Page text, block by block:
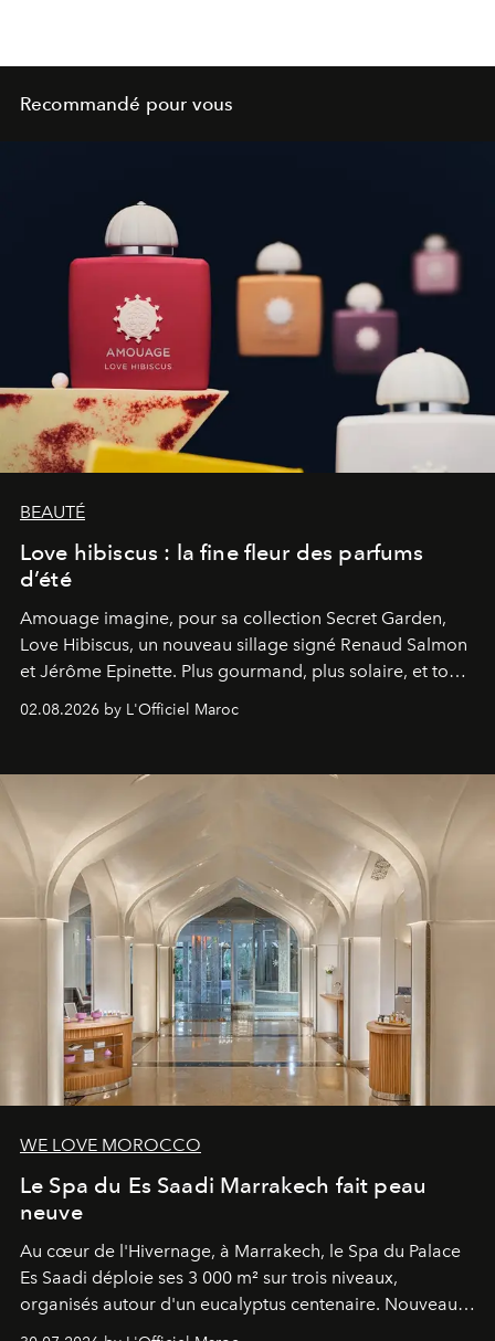
Recommandé pour vous
BEAUTÉ
Love hibiscus : la fine fleur des parfums
d’été
Amouage imagine, pour sa collection Secret Garden,
Love Hibiscus, un nouveau sillage signé Renaud Salmon
et Jérôme Epinette. Plus gourmand, plus solaire, et tout
à fait irrésistible.
02.08.2026 by L'Officiel Maroc
WE LOVE MOROCCO
Le Spa du Es Saadi Marrakech fait peau
neuve
Au cœur de l'Hivernage, à Marrakech, le Spa du Palace
Es Saadi déploie ses 3 000 m² sur trois niveaux,
organisés autour d'un eucalyptus centenaire. Nouveau
Lobby Bien-Être et Beauté, exclusivité mondiale en